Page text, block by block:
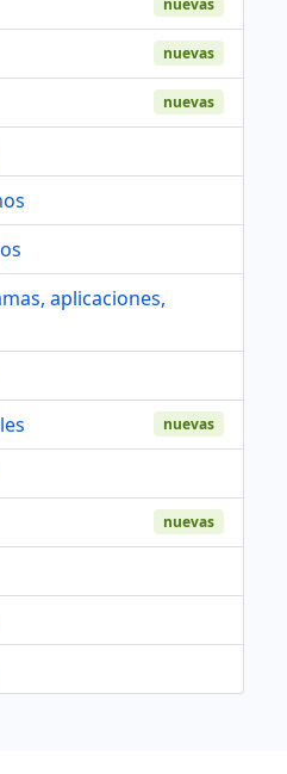
nuevas
nuevas
aplicaciones,
nuevas
nuevas